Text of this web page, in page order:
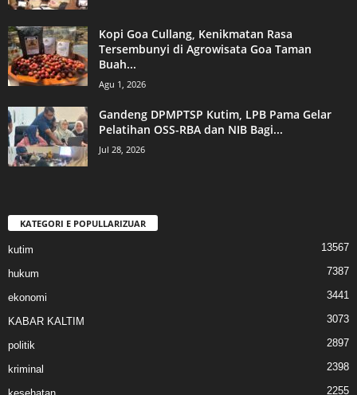
Kopi Goa Cullang, Kenikmatan Rasa
Tersembunyi di Agrowisata Goa Taman
Buah...
Agu 1, 2026
Gandeng DPMPTSP Kutim, LPB Pama Gelar
Pelatihan OSS-RBA dan NIB Bagi...
Jul 28, 2026
KATEGORI E POPULLARIZUAR
kutim 13567
hukum 7387
ekonomi 3441
KABAR KALTIM 3073
politik 2897
kriminal 2398
2255